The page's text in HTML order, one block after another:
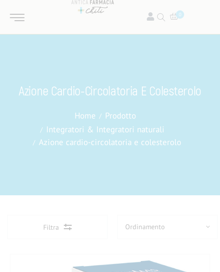
0
Azione Cardio-Circolatoria E Colesterolo
Home
Prodotto
Integratori & Integratori naturali
Azione cardio-circolatoria e colesterolo
Filtra